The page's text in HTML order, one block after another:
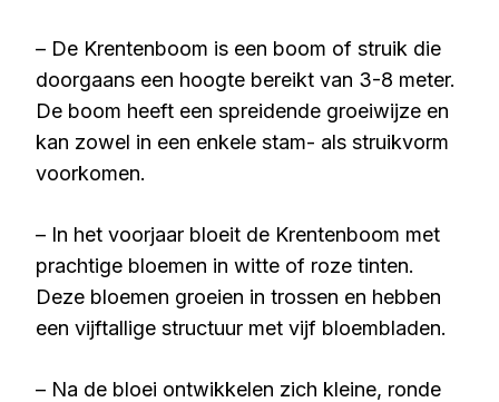
– De Krentenboom is een boom of struik die
doorgaans een hoogte bereikt van 3-8 meter.
De boom heeft een spreidende groeiwijze en
kan zowel in een enkele stam- als struikvorm
voorkomen.
– In het voorjaar bloeit de Krentenboom met
prachtige bloemen in witte of roze tinten.
Deze bloemen groeien in trossen en hebben
een vijftallige structuur met vijf bloembladen.
– Na de bloei ontwikkelen zich kleine, ronde